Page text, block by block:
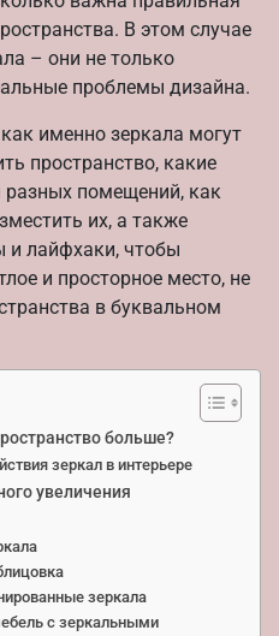
В этом случае
– они не только
проблемы дизайна.
именно зеркала могут
пространство, какие
разных помещений, как
их, а также
и лайфхаки, чтобы
и просторное место, не
в буквальном
больше?
зеркал в интерьере
увеличения
зеркала
с зеркальными